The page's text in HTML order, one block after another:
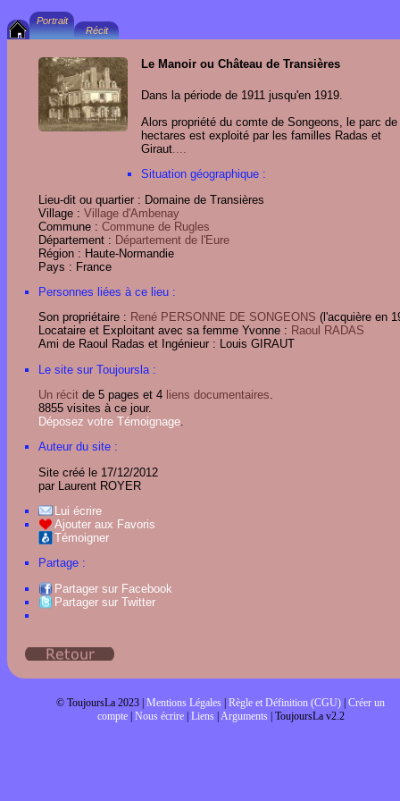
Le Manoir ou Château de Transières
Dans la période de 1911 jusqu'en 1919.
Alors propriété du comte de Songeons, le parc de
hectares est exploité par les familles Radas et
Giraut....
Situation géographique :
Lieu-dit ou quartier : Domaine de Transières
Village : Village d'Ambenay
Commune : Commune de Rugles
Département : Département de l'Eure
Région : Haute-Normandie
Pays : France
Personnes liées à ce lieu :
Son propriétaire : René PERSONNE DE SONGEONS (l'acquière en
Locataire et Exploitant avec sa femme Yvonne : Raoul RADAS
Ami de Raoul Radas et Ingénieur : Louis GIRAUT
Le site sur Toujoursla :
Un récit de 5 pages et 4 liens documentaires
8855 visites à ce jour.
Déposez votre Témoignage
Auteur du site :
Site créé le 17/12/2012
par Laurent ROYER
Lui écrire
Ajouter aux Favoris
Témoigner
Partage :
Partager sur Facebook
Partager sur Twitter
© ToujoursLa 2023 | Mentions Légales Règle et Définition (CGU) Créer un
compte| Nous écrire| Liens| Arguments| ToujoursLa v2.2